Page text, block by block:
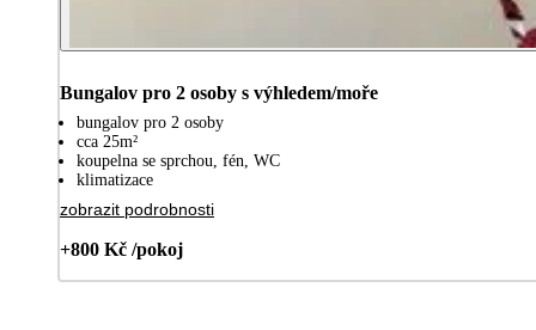
Bungalov pro 2 osoby s výhledem/moře
bungalov pro 2 osoby
cca 25m²
koupelna se sprchou, fén, WC
klimatizace
zobrazit podrobnosti
+800 Kč /pokoj